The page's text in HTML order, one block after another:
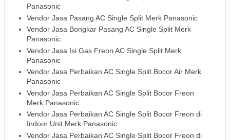
Panasonic
Vendor Jasa Pasang AC Single Split Merk Panasonic
Vendor Jasa Bongkar Pasang AC Single Split Merk
Panasonic
Vendor Jasa Isi Gas Freon AC Single Split Merk
Panasonic
Vendor Jasa Perbaikan AC Single Split Bocor Air Merk
Panasonic
Vendor Jasa Perbaikan AC Single Split Bocor Freon
Merk Panasonic
Vendor Jasa Perbaikan AC Single Split Bocor Freon di
Indoor Unit Merk Panasonic
Vendor Jasa Perbaikan AC Single Split Bocor Freon di